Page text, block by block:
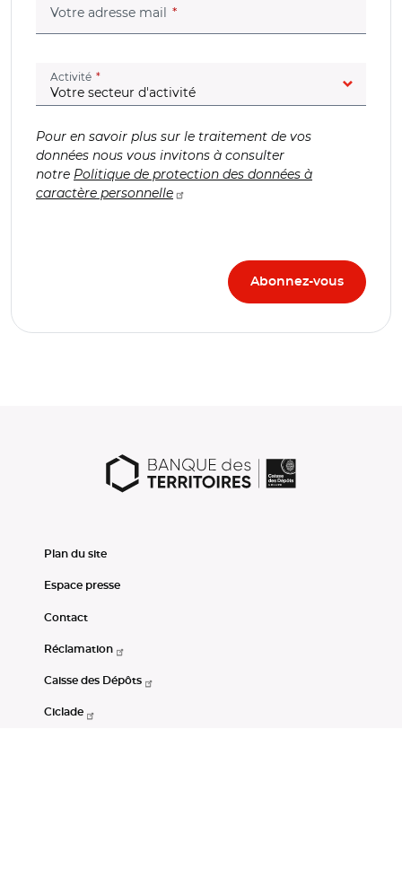
Votre adresse mail (champ obligatoire)
Activité (champ obligatoire)
Pour en savoir plus sur le traitement de vos
données nous vous invitons à consulter
notre Politique de protection des données à
caractère personnelle
Plan du site
Espace presse
Contact
Réclamation
Caisse des Dépôts
Ciclade